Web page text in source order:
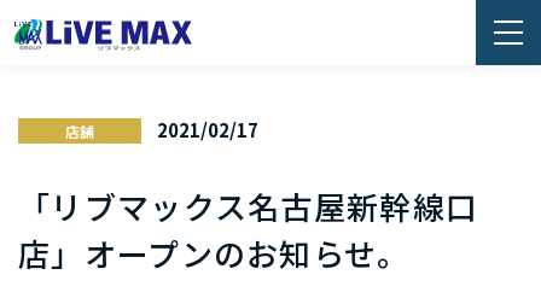
店舗 2021/02/17
「リブマックス名古屋新幹線口
店」オープンのお知らせ。